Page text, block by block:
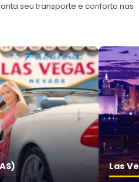
seu transporte e conforto nas
Las